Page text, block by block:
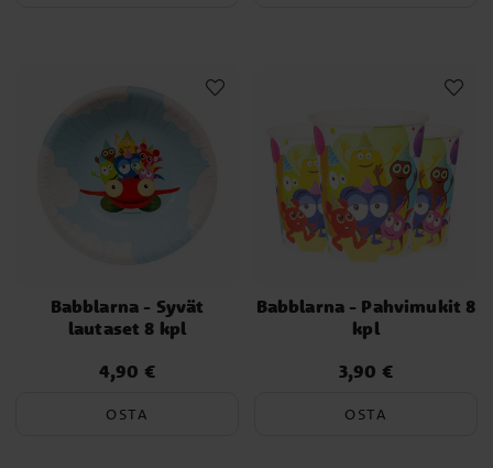
on? Kyllä, se on koulutusmalli henkilöille, joilla on kieli-, puhe- tai
kommunikaatiovaikeuksia. Johanssonin hahmot Babba, Bibbi,
Bobbo, Diddi, Dadda ja Doddo kehitettiin 1980-luvulla, jotta
lapset oppisivat eri kieliäänteitä. Lapsia pyydettiin jäljittelemään
Babblarna -hahmojen ääniä/nimiä ja oppimaan näin käyttämään
äänteitä ja melodiaa omalla kielellään.
Nykyään konseptia käytetään opetustoiminnassa monissa
445 000 tilaajaa ja lähes MILJARDI katselukertaa!
Babblarna - Syvät
lautaset 8 kpl
Hinta:4,90 €
4,90 €
OSTA
Babblarna - Pahvimukit 8
kpl
Hinta:3,90 €
3,90 €
OSTA